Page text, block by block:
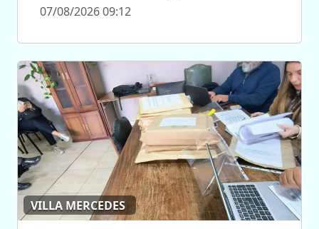
07/08/2026 09:12
VILLA MERCEDES